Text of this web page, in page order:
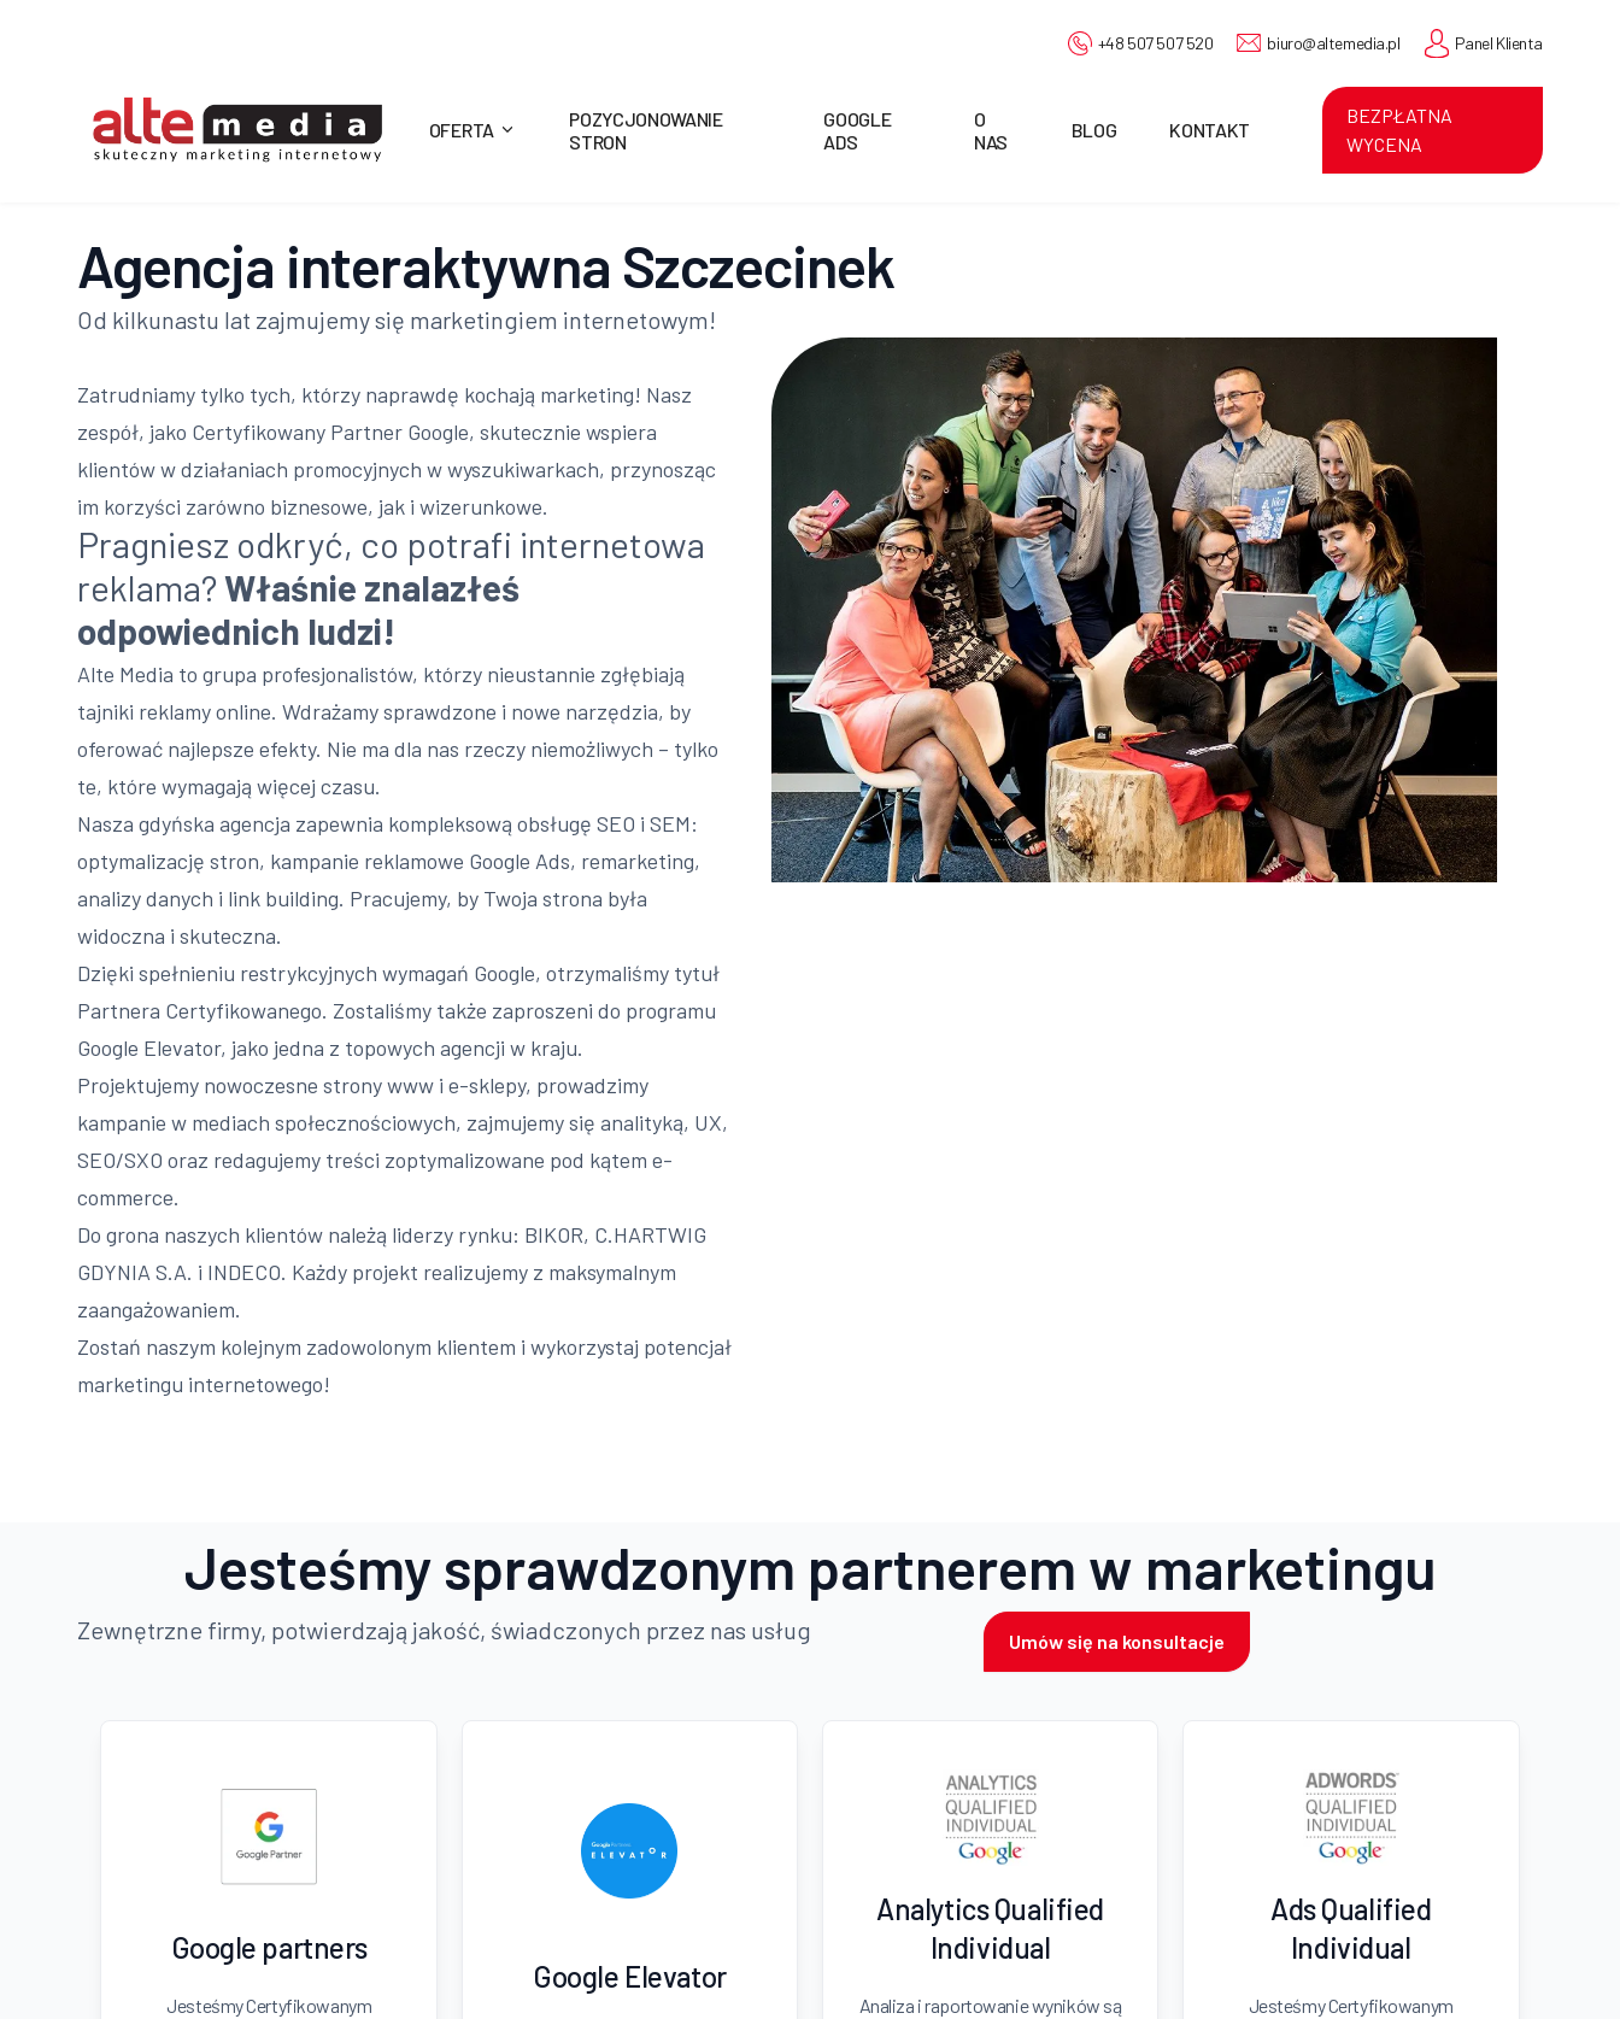
+48 507 507 520 biuro@altemedia.pl Panel Klienta
OFERTA
POZYCJONOWANIE
STRON
GOOGLE
ADS
O
NAS
BLOG KONTAKT
BEZPŁATNA
WYCENA
Agencja interaktywna Szczecinek
Od kilkunastu lat zajmujemy się marketingiem internetowym!
Zatrudniamy tylko tych, którzy naprawdę kochają marketing! Nasz
zespół, jako Certyfikowany Partner Google, skutecznie wspiera
klientów w działaniach promocyjnych w wyszukiwarkach, przynosząc
im korzyści zarówno biznesowe, jak i wizerunkowe.
Pragniesz odkryć, co potrafi internetowa
reklama?Właśnie znalazłeś
odpowiednich ludzi!
Alte Media to grupa profesjonalistów, którzy nieustannie zgłębiają
tajniki reklamy online. Wdrażamy sprawdzone i nowe narzędzia, by
oferować najlepsze efekty. Nie ma dla nas rzeczy niemożliwych – tylko
te, które wymagają więcej czasu.
Nasza gdyńska agencja zapewnia kompleksową obsługę SEO i SEM:
optymalizację stron, kampanie reklamowe Google Ads, remarketing,
analizy danych i link building. Pracujemy, by Twoja strona była
widoczna i skuteczna.
Dzięki spełnieniu restrykcyjnych wymagań Google, otrzymaliśmy tytuł
Partnera Certyfikowanego. Zostaliśmy także zaproszeni do programu
Google Elevator, jako jedna z topowych agencji w kraju.
Projektujemy nowoczesne strony www i e-sklepy, prowadzimy
kampanie w mediach społecznościowych, zajmujemy się analityką, UX,
SEO/SXO oraz redagujemy treści zoptymalizowane pod kątem e-
commerce.
Do grona naszych klientów należą liderzy rynku: BIKOR, C.HARTWIG
GDYNIA S.A. i INDECO. Każdy projekt realizujemy z maksymalnym
zaangażowaniem.
Zostań naszym kolejnym zadowolonym klientem i wykorzystaj potencjał
marketingu internetowego!
Jesteśmy sprawdzonym partnerem w marketingu
Zewnętrzne firmy, potwierdzają jakość, świadczonych przez nas usług Umów się na konsultacje
Google partners
Jesteśmy Certyfikowanym
Google Elevator
Analytics Qualified
Individual
Analiza i raportowanie wyników są
Ads Qualified
Individual
Jesteśmy Certyfikowanym